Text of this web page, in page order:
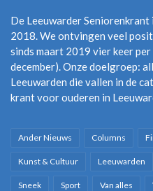
De Leeuwarder
2018. We ontvingen veel
sinds maart 2019 vier keer
december). Onze doelgroep:
Leeuwarden die vallen in de
krant voor ouderen in
Ander Nieuws Columns
Kunst & Cultuur Leeuwarden
Sneek Sport Van alles